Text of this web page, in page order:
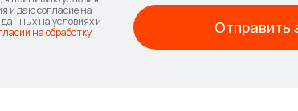
и даю согласие на
на условиях и
на обработку
Отправить